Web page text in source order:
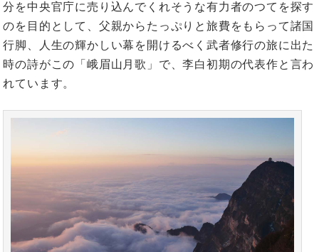
分を中央官庁に売り込んでくれそうな有力者のつてを探す
のを目的として、父親からたっぷりと旅費をもらって諸国
行脚、人生の輝かしい幕を開けるべく武者修行の旅に出た
時の詩がこの「峨眉山月歌」で、李白初期の代表作と言わ
れています。